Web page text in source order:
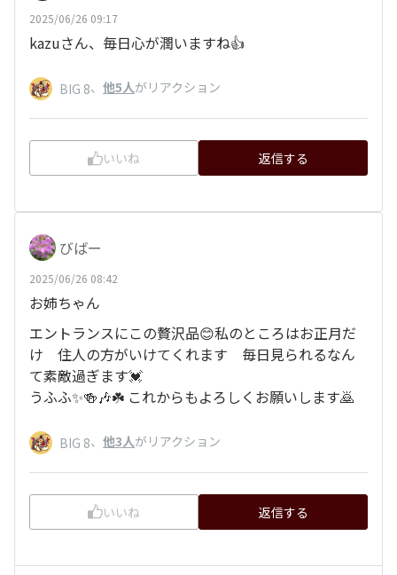
2025/06/26 09:17
kazuさん、毎日心が潤いますね👍
BIG 8、 他5人がリアクション
いいね 返信する
びばー
2025/06/26 08:42
お姉ちゃん
エントランスにこの贅沢品😊私のところはお正月だ
け 住人の方がいけてくれます 毎日見られるなん
て素敵過ぎます💓
うふふ✨🍻🎶☘️ これからもよろしくお願いします🙇
BIG 8、 他3人がリアクション
いいね 返信する